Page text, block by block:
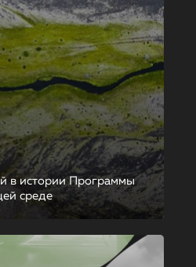
в истории Программы
среде